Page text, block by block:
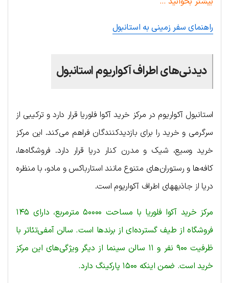
راهنمای سفر زمینی به استانبول
دیدنی‌های اطراف آکواریوم استانبول
استانبول آکواریوم در مرکز خرید آکوا فلوریا قرار دارد و ترکیبی از
سرگرمی و خرید را برای بازدیدکنندگان فراهم می‌کند. این مرکز
خرید وسیع، شیک و مدرن کنار دریا قرار دارد. فروشگاه‌ها،
کافه‌ها و رستوران‌های متنوع مانند استارباکس و مادو، با منظره
دریا از جاذبه‎های اطراف آکواریوم است.
مرکز خرید آکوا فلوریا با مساحت ۵۰۰۰۰ مترمربع، دارای ۱۴۵
فروشگاه از طیف گسترده‌ای از برندها است. سالن آمفی‌تئاتر با
ظرفیت ۹۰۰ نفر و ۱۱ سالن سینما از دیگر ویژگی‌های این مرکز
خرید است. ضمن اینکه ۱۵۰۰ پارکینگ دارد.